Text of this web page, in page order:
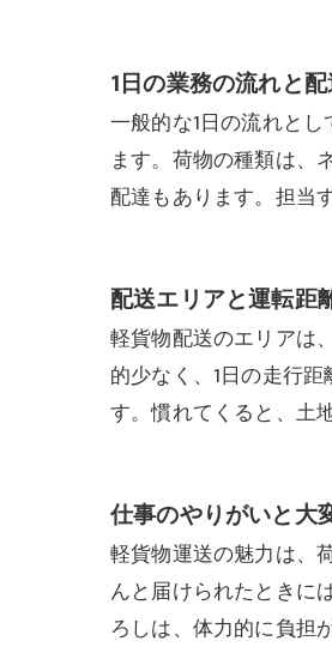
1日の業務の流れと
一般的な1日の流れと
ます。荷物の種類は、
配達もあります。担当
配送エリアと運転距
軽貨物配送のエリアは
的少なく、1日の走行
す。慣れてくると、土
仕事のやりがいと大
軽貨物運送の魅力は、
んと届けられたときに
ろしは、体力的に負担